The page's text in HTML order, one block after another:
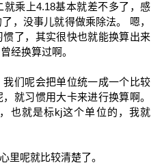
乘上4.18基本就差不多了，感
，没事儿就得做乘除法。 嗯，
了，其实很快也就能换算出来
经换算过啊。
们呢会把单位统一成一个比较
就习惯用大卡来进行换算啊。
也就是标kj这个单位的，我就
里呢就比较清楚了。